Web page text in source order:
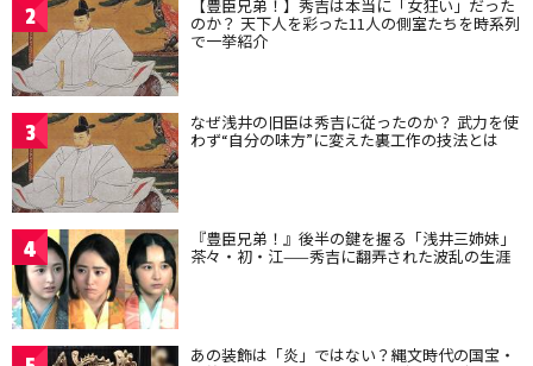
2 【豊臣兄弟！】秀吉は本当に「女狂い」だった
のか？ 天下人を彩った11人の側室たちを時系列
で一挙紹介
3 なぜ浅井の旧臣は秀吉に従ったのか？ 武力を使
わず“自分の味方”に変えた裏工作の技法とは
4 『豊臣兄弟！』後半の鍵を握る「浅井三姉妹」
茶々・初・江——秀吉に翻弄された波乱の生涯
あの装飾は「炎」ではない？縄文時代の国宝・